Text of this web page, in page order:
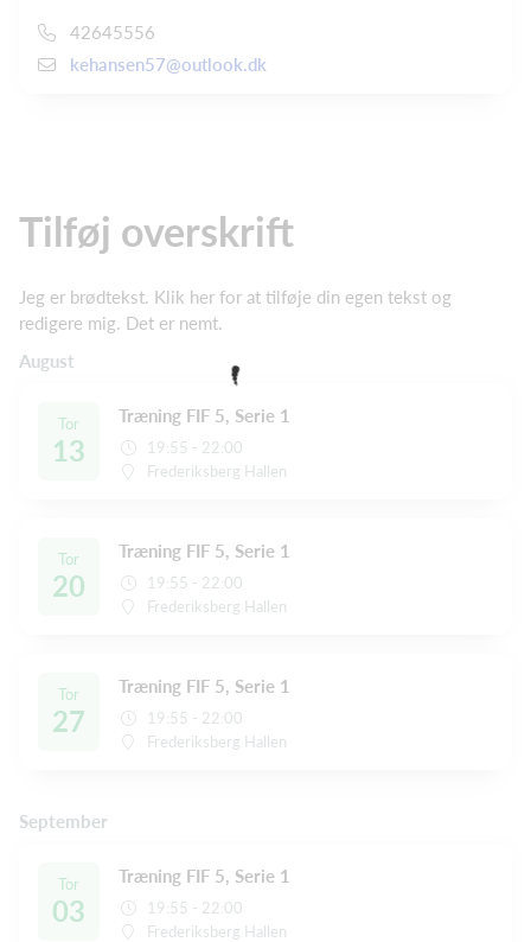
42645556
kehansen57@outlook.dk
Tilføj overskrift
Jeg er brødtekst. Klik her for at tilføje din egen tekst og
redigere mig. Det er nemt.
August
Tor
13
Træning FIF 5, Serie 1
19:55 - 22:00
Frederiksberg Hallen
Tor
20
Træning FIF 5, Serie 1
19:55 - 22:00
Frederiksberg Hallen
Tor
27
Træning FIF 5, Serie 1
19:55 - 22:00
Frederiksberg Hallen
September
Tor
03
Træning FIF 5, Serie 1
19:55 - 22:00
Frederiksberg Hallen